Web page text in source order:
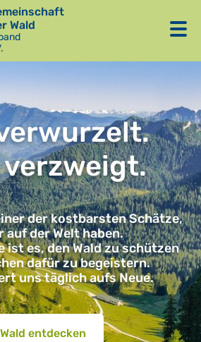
Wald
verzweigt.
der kostbarsten Schätze,
auf der Welt haben.
ist es, den Wald zu schützen
dafür zu begeistern.
uns täglich aufs Neue.
Wald entdecken